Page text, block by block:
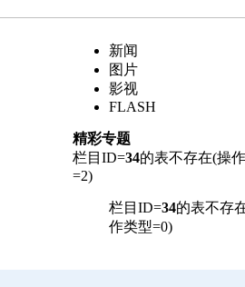
新闻
图片
影视
FLASH
精彩专题
栏目ID=34的表不存在(操
=2)
栏目ID=34的表不存
作类型=0)